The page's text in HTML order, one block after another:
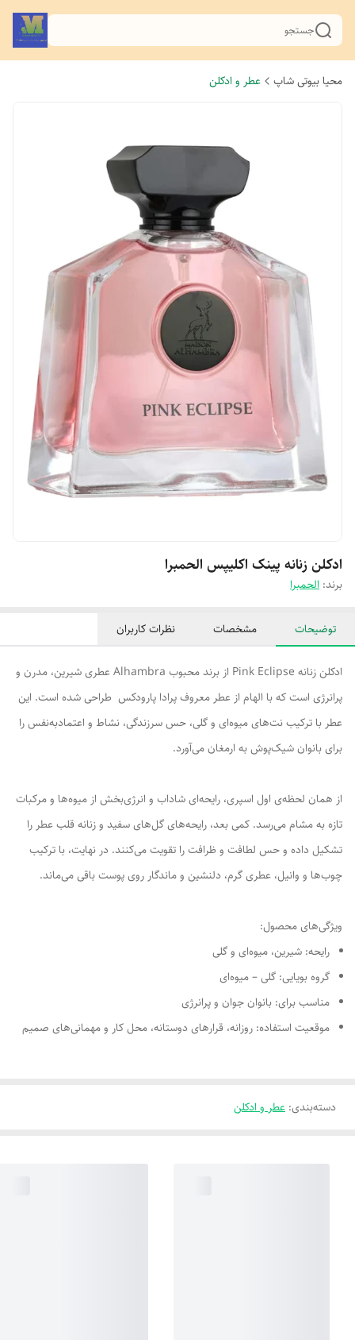
جستجو
محیا بیوتی شاپ عطر و ادکلن
ادکلن زنانه پینک اکلیپس الحمبرا
برند: الحمبرا
توضیحات مشخصات نظرات کاربران
ادکلن زنانه Pink Eclipse از برند محبوب Alhambra عطری شیرین، مدرن و
پرانرژی است که با الهام از عطر معروف پرادا پارودکس طراحی شده است. این
عطر با ترکیب نت‌های میوه‌ای و گلی، حس سرزندگی، نشاط و اعتمادبه‌نفس را
برای بانوان شیک‌پوش به ارمغان می‌آورد.
از همان لحظه‌ی اول اسپری، رایحه‌ای شاداب و انرژی‌بخش از میوه‌ها و مرکبات
تازه به مشام می‌رسد. کمی بعد، رایحه‌های گل‌های سفید و زنانه قلب عطر را
تشکیل داده و حس لطافت و ظرافت را تقویت می‌کنند. در نهایت، با ترکیب
چوب‌ها و وانیل، عطری گرم، دلنشین و ماندگار روی پوست باقی می‌ماند.
ویژگی‌های محصول:
رایحه: شیرین، میوه‌ای و گلی
گروه بویایی: گلی – میوه‌ای
مناسب برای: بانوان جوان و پرانرژی
موقعیت استفاده: روزانه، قرارهای دوستانه، محل کار و مهمانی‌های صمیم
دسته‌بندی: عطر و ادکلن